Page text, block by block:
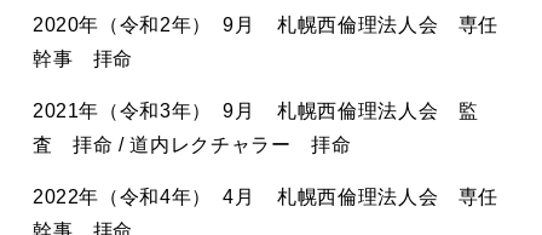
2020年（令和2年） 9月 札幌西倫理法人会 専任
幹事 拝命
2021年（令和3年） 9月 札幌西倫理法人会 監
査 拝命 / 道内レクチャラー 拝命
2022年（令和4年） 4月 札幌西倫理法人会 専任
幹事 拝命